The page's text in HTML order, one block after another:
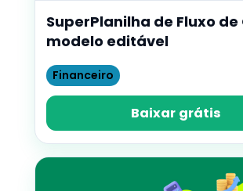
SuperPlanilha de Fluxo de
modelo editável
Financeiro
Baixar grátis